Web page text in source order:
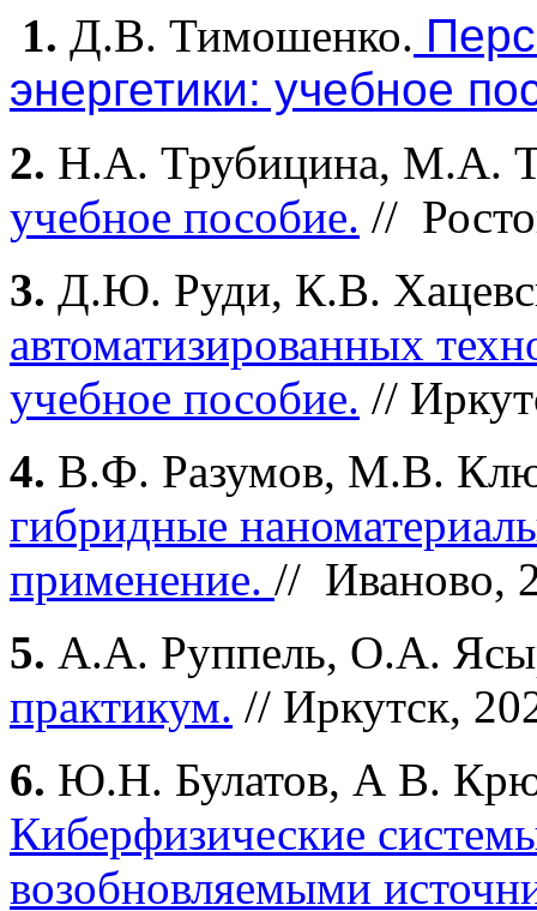
1. Д.В. Тимошенко.
энергетики: учебное
2. Н.А. Трубицина, М.А.
учебное пособие. //
3. Д.Ю. Руди, К.В.
автоматизированных
учебное пособие. //
4. В.Ф. Разумов, М.В.
гибридные
применение. // Иваново,
5. А.А. Руппель, О.А.
практикум. // Иркутск,
6. Ю.Н. Булатов, А В.
Киберфизические
возобновляемыми